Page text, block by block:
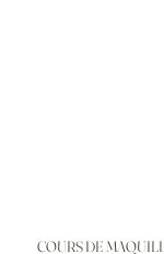
COURS DE